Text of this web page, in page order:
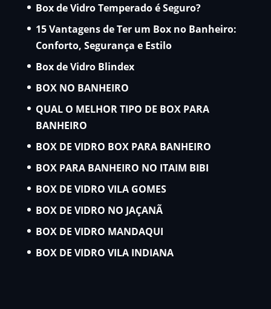
Box de Vidro Temperado é Seguro?
15 Vantagens de Ter um Box no Banheiro:
Conforto, Segurança e Estilo
Box de Vidro Blindex
BOX NO BANHEIRO
QUAL O MELHOR TIPO DE BOX PARA
BANHEIRO
BOX DE VIDRO BOX PARA BANHEIRO
BOX PARA BANHEIRO NO ITAIM BIBI
BOX DE VIDRO VILA GOMES
BOX DE VIDRO NO JAÇANÃ
BOX DE VIDRO MANDAQUI
BOX DE VIDRO VILA INDIANA